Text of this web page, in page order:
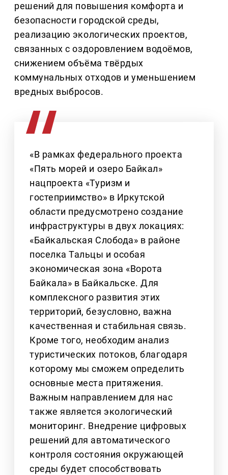
решений для повышения комфорта и
безопасности городской среды,
реализацию экологических проектов,
связанных с оздоровлением водоёмов,
снижением объёма твёрдых
коммунальных отходов и уменьшением
вредных выбросов.
«В рамках федерального проекта
«Пять морей и озеро Байкал»
нацпроекта «Туризм и
гостеприимство» в Иркутской
области предусмотрено создание
инфраструктуры в двух локациях:
«Байкальская Слобода» в районе
поселка Тальцы и особая
экономическая зона «Ворота
Байкала» в Байкальске. Для
комплексного развития этих
территорий, безусловно, важна
качественная и стабильная связь.
Кроме того, необходим анализ
туристических потоков, благодаря
которому мы сможем определить
основные места притяжения.
Важным направлением для нас
также является экологический
мониторинг. Внедрение цифровых
решений для автоматического
контроля состояния окружающей
среды будет способствовать